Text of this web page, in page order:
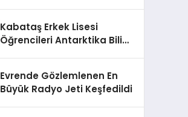
Kabataş Erkek Lisesi
Öğrencileri Antarktika Bilim
Evrende Gözlemlenen En
Büyük Radyo Jeti Keşfedildi